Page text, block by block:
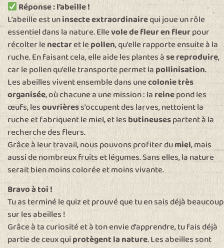
Réponse :l’abeille !
L’abeille est uninsecte extraordinairequi joue un rôle
essentiel dans la nature. Ellevole de fleur en fleurpour
récolter lenectaret lepollen, qu’elle rapporte ensuite à la
ruche. En faisant cela, elle aide les plantes àse reproduire,
car le pollen qu’elle transporte permet lapollinisation.
Les abeilles vivent ensemble dans unecolonie très
organisée, où chacune a une mission : lareinepond les
œufs, lesouvrièress’occupent des larves, nettoient la
ruche et fabriquent le miel, et lesbutineusespartent à la
recherche des fleurs.
Grâce à leur travail, nous pouvons profiter dumiel, mais
aussi de nombreux fruits et légumes. Sans elles, la nature
serait bien moins colorée et moins vivante.
Bravo à toi !
Tu as terminé le quiz et prouvé que tu en sais déjà beaucoup
sur les abeilles !
Grâce à ta curiosité et à ton envie d’apprendre, tu fais déjà
partie de ceux quiprotègent la nature. Les abeilles sont